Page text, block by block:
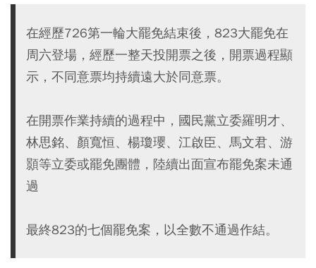
在經歷726第一輪大罷免結束後，823大罷免在
周六登場，經歷一整天投開票之後，開票過程顯
示，不同意票均持續遠大於同意票。
在開票作業持續的過程中，國民黨立委羅明才、
林思銘、顏寬恒、楊瓊瓔、江啟臣、馬文君、游
顥等立委或罷免團體，陸續出面宣布罷免案未通
過
最終823的七個罷免案，以全數不通過作結。